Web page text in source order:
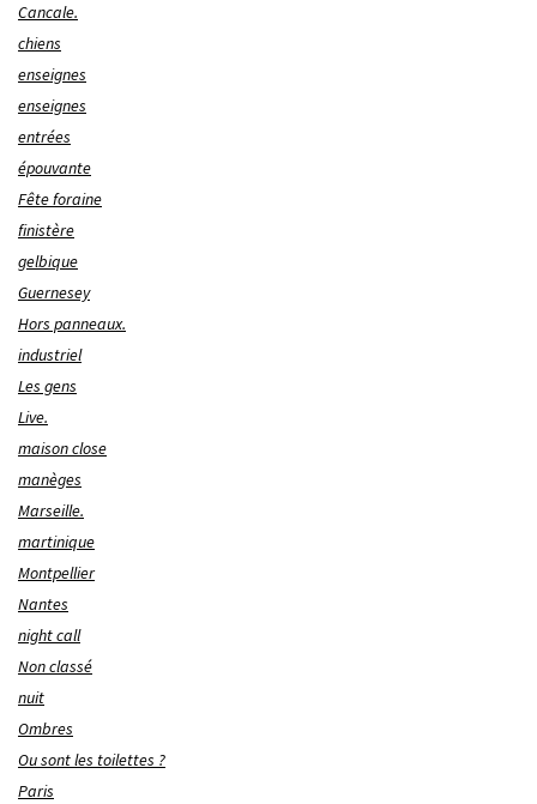
Cancale.
chiens
enseignes
enseignes
entrées
épouvante
Fête foraine
finistère
gelbique
Guernesey
Hors panneaux.
industriel
Les gens
Live.
maison close
manèges
Marseille.
martinique
Montpellier
Nantes
night call
Non classé
nuit
Ombres
Ou sont les toilettes ?
Paris